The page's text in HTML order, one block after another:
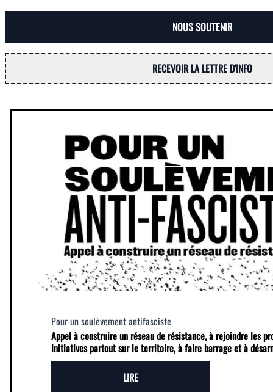
NOUS SOUTENIR
RECEVOIR LA LETTRE D'INFO
Pour un soulèvement antifasciste
Appel à construire un réseau de résistance, à rejoindre les
initiatives partout sur le territoire, à faire barrage et à
LIRE